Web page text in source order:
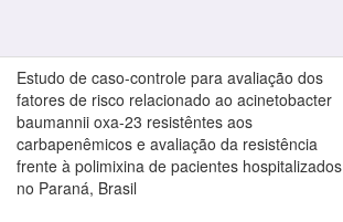
Estudo de caso-controle para avaliação dos
fatores de risco relacionado ao acinetobacter
baumannii oxa-23 resistêntes aos
carbapenêmicos e avaliação da resistência
frente à polimixina de pacientes hospitalizados
no Paraná, Brasil